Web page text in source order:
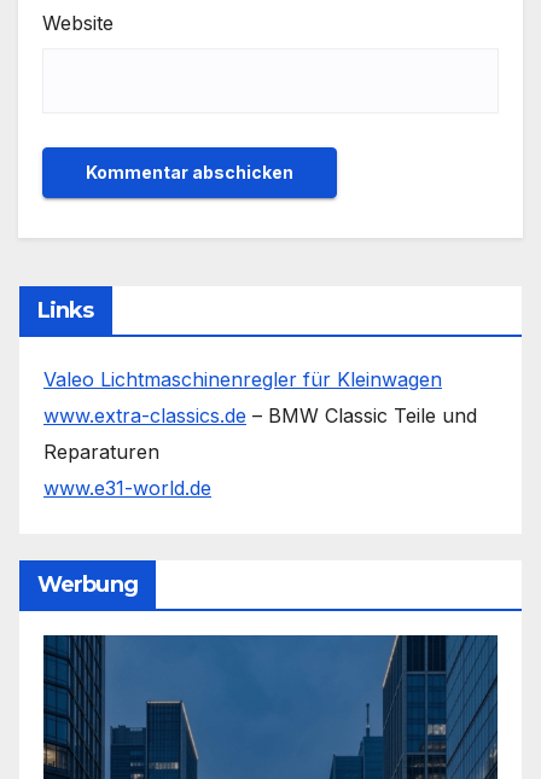
Website
Links
Valeo Lichtmaschinenregler für Kleinwagen
www.extra-classics.de – BMW Classic Teile und
Reparaturen
www.e31-world.de
Werbung